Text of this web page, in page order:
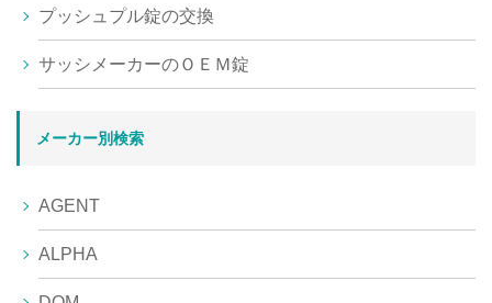
プッシュプル錠の交換
サッシメーカーのＯＥＭ錠
メーカー別検索
AGENT
ALPHA